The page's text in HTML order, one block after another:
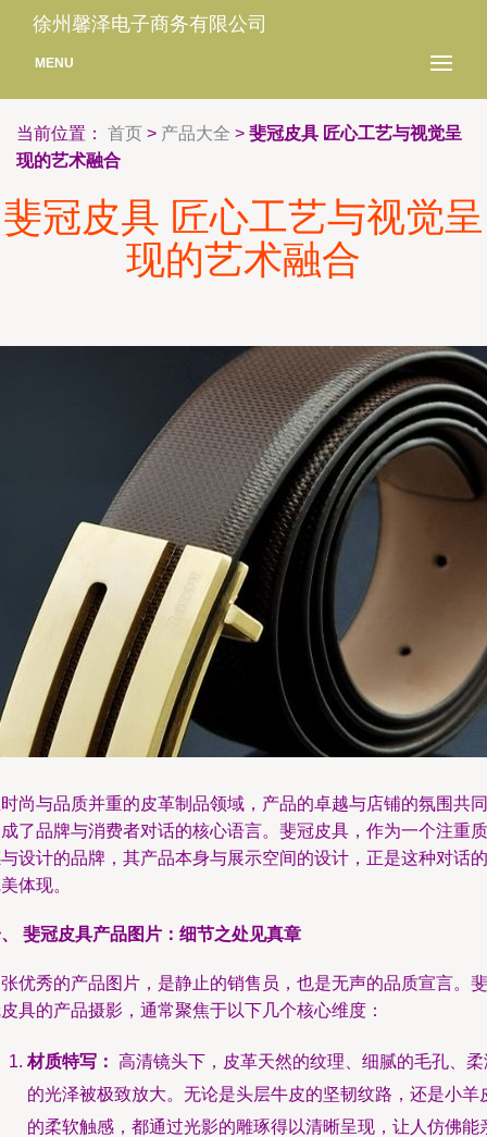
徐州馨泽电子商务有限公司
MENU
当前位置： 首页 > 产品大全 > 斐冠皮具 匠心工艺与视觉呈
现的艺术融合
斐冠皮具 匠心工艺与视觉呈
现的艺术融合
尚与品质并重的皮革制品领域，产品的卓越与店铺的氛围共同
了品牌与消费者对话的核心语言。斐冠皮具，作为一个注重质
设计的品牌，其产品本身与展示空间的设计，正是这种对话的
体现。
斐冠皮具产品图片：细节之处见真章
优秀的产品图片，是静止的销售员，也是无声的品质宣言。斐
具的产品摄影，通常聚焦于以下几个核心维度：
材质特写： 高清镜头下，皮革天然的纹理、细腻的毛孔、柔
的光泽被极致放大。无论是头层牛皮的坚韧纹路，还是小羊
的柔软触感，都通过光影的雕琢得以清晰呈现，让人仿佛能